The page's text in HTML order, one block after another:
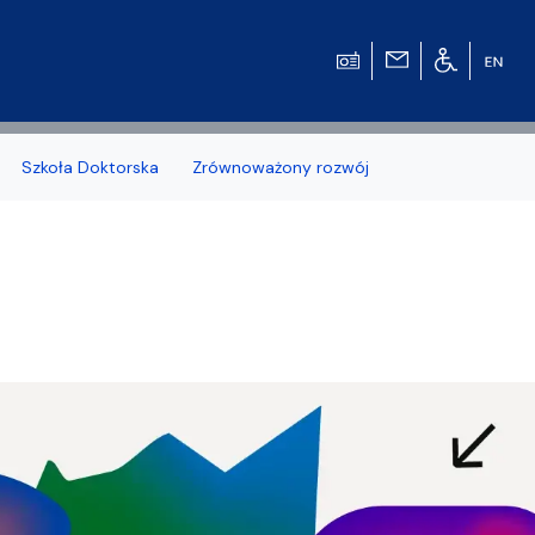
Szkoła Doktorska Zrównoważony rozwój